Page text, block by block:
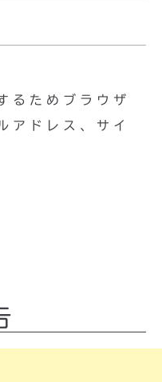
るためブラウザ
アドレス、サイ